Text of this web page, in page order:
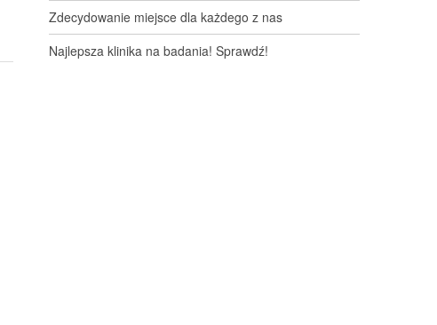
Zdecydowanie miejsce dla każdego z nas
Najlepsza klinika na badania! Sprawdź!